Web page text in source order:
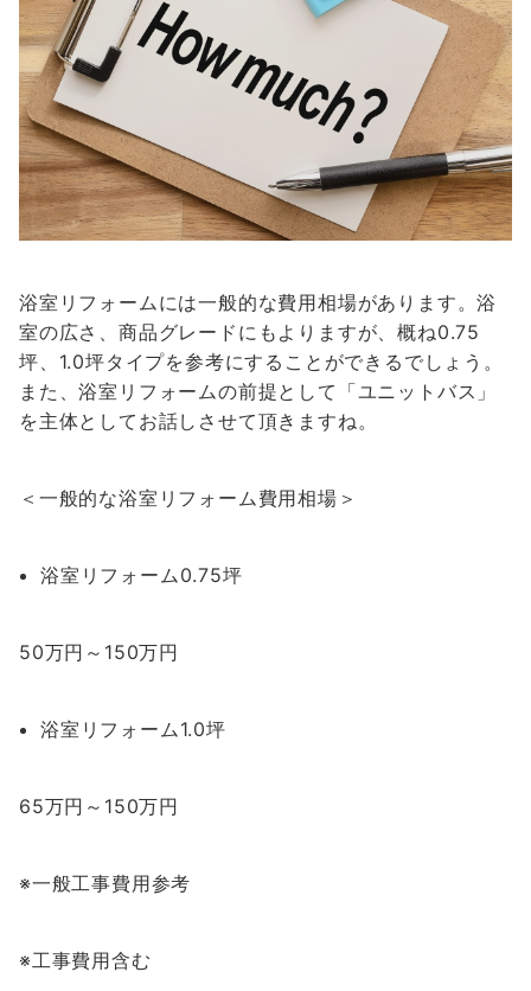
浴室リフォームには一般的な費用相場があります。浴
室の広さ、商品グレードにもよりますが、概ね0.75
坪、1.0坪タイプを参考にすることができるでしょう。
また、浴室リフォームの前提として「ユニットバス」
を主体としてお話しさせて頂きますね。
＜一般的な浴室リフォーム費用相場＞
浴室リフォーム0.75坪
50万円～150万円
浴室リフォーム1.0坪
65万円～150万円
※一般工事費用参考
※工事費用含む